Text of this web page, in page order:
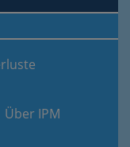
Über IPM